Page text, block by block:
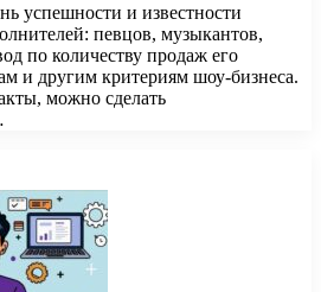
успешности и известности
певцов, музыкантов,
по количеству продаж его
и другим критериям шоу-бизнеса.
можно сделать